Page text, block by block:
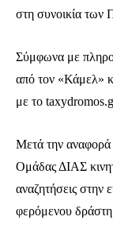
στη συνοικία των
Σύμφωνα με
από τον «Κάμελ»
με το
Μετά την αναφορά
Ομάδας ΔΙΑΣ
αναζητήσεις στην
φερόμενου